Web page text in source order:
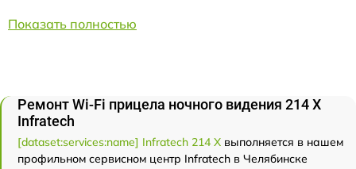
Показать полностью
Ремонт Wi-Fi прицела ночного видения 214 Х
Infratech
[dataset:services:name] Infratech 214 Х выполняется в нашем
профильном сервисном центр Infratech в Челябинске